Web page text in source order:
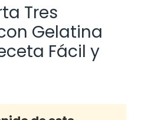
Tres
Gelatina
Fácil y